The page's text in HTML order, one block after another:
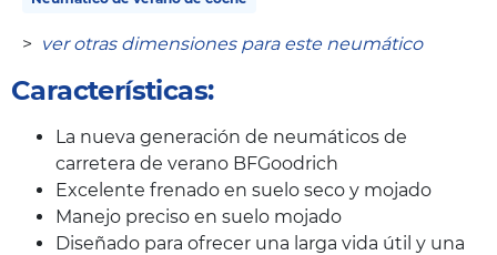
> ver otras dimensiones para este neumático
Características:
La nueva generación de neumáticos de
carretera de verano BFGoodrich
Excelente frenado en suelo seco y mojado
Manejo preciso en suelo mojado
Diseñado para ofrecer una larga vida útil y una